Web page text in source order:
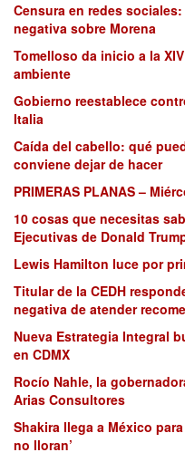
Censura en redes
negativa sobre Morena
Tomelloso da inicio a la
ambiente
Gobierno reestablece
Italia
Caída del cabello: qué
conviene dejar de hacer
PRIMERAS PLANAS –
10 cosas que necesitas
Ejecutivas de Donald
Lewis Hamilton luce por
Titular de la CEDH
negativa de atender
Nueva Estrategia Integral
en CDMX
Rocío Nahle, la
Arias Consultores
Shakira llega a México
no lloran’